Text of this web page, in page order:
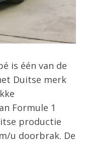
is één van de
Duitse merk
Formule 1
productie
u doorbrak. De